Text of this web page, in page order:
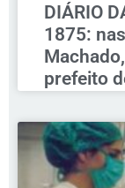
DIÁRIO
1875:
prefeito